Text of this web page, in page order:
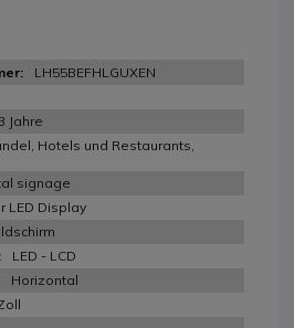
LH55BEFHLGUXEN
Jahre
Hotels und Restaurants,
signage
LED Display
LED - LCD
Horizontal